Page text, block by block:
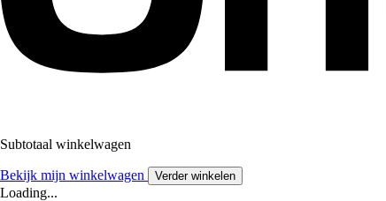
Subtotaal winkelwagen
Bekijk mijn winkelwagen Verder winkelen
Loading...